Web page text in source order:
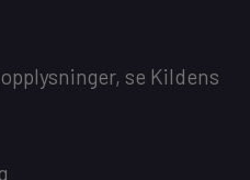
se Kildens